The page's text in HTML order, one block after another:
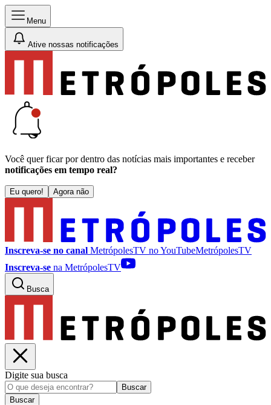
Menu
Ative nossas notificações
Você quer ficar por dentro das notícias mais importantes e receber
notificações em tempo real?
Eu quero! Agora não
Inscreva-se no canal MetrópolesTV noYouTubeMetrópolesTV
Inscreva-se na MetrópolesTV
Busca
Digite sua busca
Buscar
Buscar